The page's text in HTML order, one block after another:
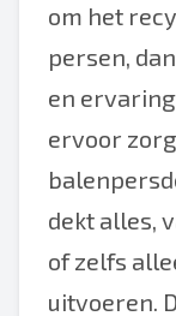
om het
persen,
en
ervoor
dekt alles,
of zelfs
uitvoeren.